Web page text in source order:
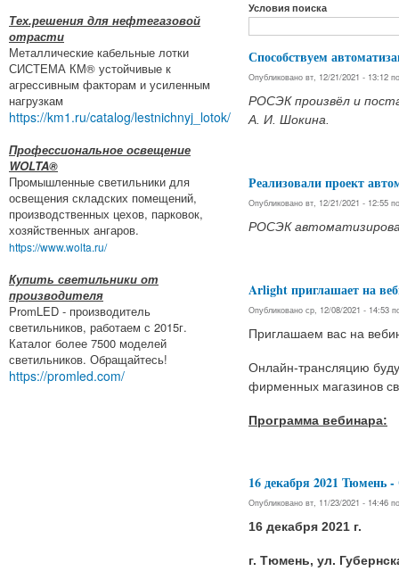
Тех.решения для нефтегазовой
отрасти
Металлические кабельные лотки
СИСТЕМА КМ® устойчивые к
агрессивным факторам и усиленным
нагрузкам
https://km1.ru/catalog/lestnichnyj_lotok/
Профессиональное освещение
WOLTA®
Промышленные светильники для
освещения складских помещений,
производственных цехов, парковок,
хозяйственных ангаров.
https://www.wolta.ru/
Купить светильники от
производителя
PromLED - производитель
светильников, работаем с 2015г.
Каталог более 7500 моделей
светильников. Обращайтесь!
https://promled.com/
Условия поиска
Способствуем
Опубликовано вт, 12/21/2021 - 13:12
РОСЭК произвёл и
А. И. Шокина.
Реализовали проект
Опубликовано вт, 12/21/2021 - 12:55
РОСЭК
Arlight приглашает на
Опубликовано ср, 12/08/2021 - 14:53
Приглашаем вас на
Онлайн-трансляцию
фирменных магазинов
Программа вебинара:
16 декабря 2021
Опубликовано вт, 11/23/2021 - 14:46
16 декабря 2021 г.
г. Тюмень, ул.